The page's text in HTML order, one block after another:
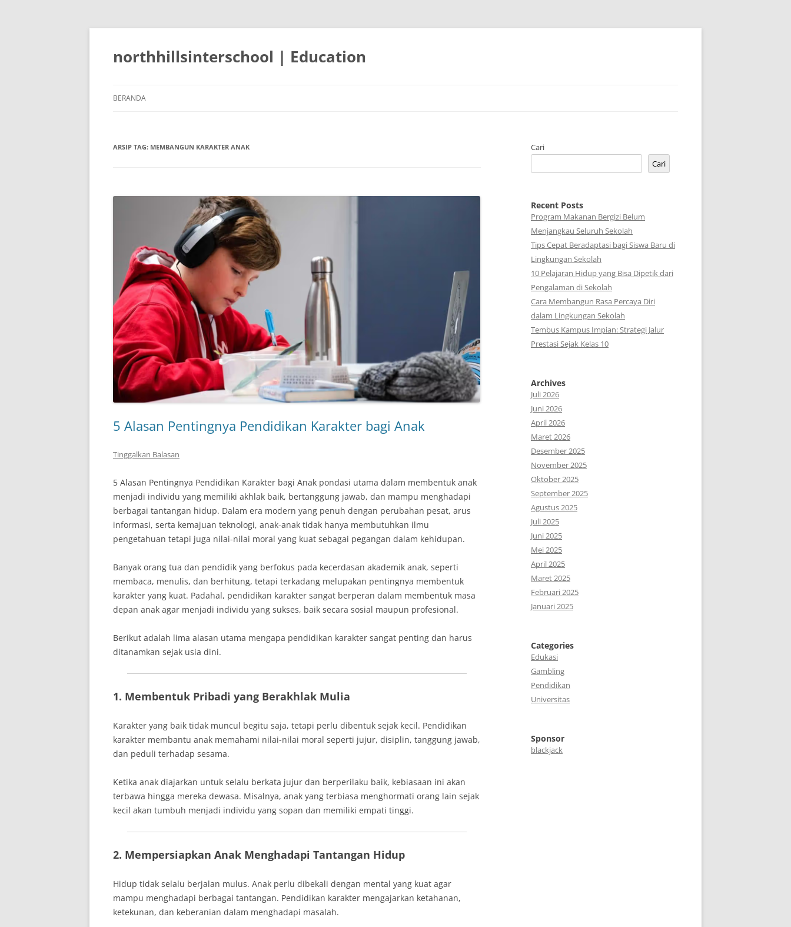
Langsung
northhillsinterschool | Education
BERANDA
ARSIP TAG: MEMBANGUN KARAKTER ANAK
5 Alasan Pentingnya Pendidikan Karakter bagi Anak
Tinggalkan Balasan
5 Alasan Pentingnya Pendidikan Karakter bagi Anak pondasi utama dalam membentuk anak
menjadi individu yang memiliki akhlak baik, bertanggung jawab, dan mampu menghadapi
berbagai tantangan hidup. Dalam era modern yang penuh dengan perubahan pesat, arus
informasi, serta kemajuan teknologi, anak-anak tidak hanya membutuhkan ilmu
pengetahuan tetapi juga nilai-nilai moral yang kuat sebagai pegangan dalam kehidupan.
Banyak orang tua dan pendidik yang berfokus pada kecerdasan akademik anak, seperti
membaca, menulis, dan berhitung, tetapi terkadang melupakan pentingnya membentuk
karakter yang kuat. Padahal, pendidikan karakter sangat berperan dalam membentuk masa
depan anak agar menjadi individu yang sukses, baik secara sosial maupun profesional.
Berikut adalah lima alasan utama mengapa pendidikan karakter sangat penting dan harus
ditanamkan sejak usia dini.
1. Membentuk Pribadi yang Berakhlak Mulia
Karakter yang baik tidak muncul begitu saja, tetapi perlu dibentuk sejak kecil. Pendidikan
karakter membantu anak memahami nilai-nilai moral seperti jujur, disiplin, tanggung jawab,
dan peduli terhadap sesama.
Ketika anak diajarkan untuk selalu berkata jujur dan berperilaku baik, kebiasaan ini akan
terbawa hingga mereka dewasa. Misalnya, anak yang terbiasa menghormati orang lain sejak
kecil akan tumbuh menjadi individu yang sopan dan memiliki empati tinggi.
2. Mempersiapkan Anak Menghadapi Tantangan Hidup
Hidup tidak selalu berjalan mulus. Anak perlu dibekali dengan mental yang kuat agar
mampu menghadapi berbagai tantangan. Pendidikan karakter mengajarkan ketahanan,
ketekunan, dan keberanian dalam menghadapi masalah.
Cari
Cari
Recent Posts
Program Makanan Bergizi Belum
Menjangkau Seluruh Sekolah
Tips Cepat Beradaptasi bagi Siswa Baru di
Lingkungan Sekolah
10 Pelajaran Hidup yang Bisa Dipetik dari
Pengalaman di Sekolah
Cara Membangun Rasa Percaya Diri
dalam Lingkungan Sekolah
Tembus Kampus Impian: Strategi Jalur
Prestasi Sejak Kelas 10
Archives
Juli 2026
Juni 2026
April 2026
Maret 2026
Desember 2025
November 2025
Oktober 2025
September 2025
Agustus 2025
Juli 2025
Juni 2025
Mei 2025
April 2025
Maret 2025
Februari 2025
Januari 2025
Categories
Edukasi
Gambling
Pendidikan
Universitas
Sponsor
blackjack